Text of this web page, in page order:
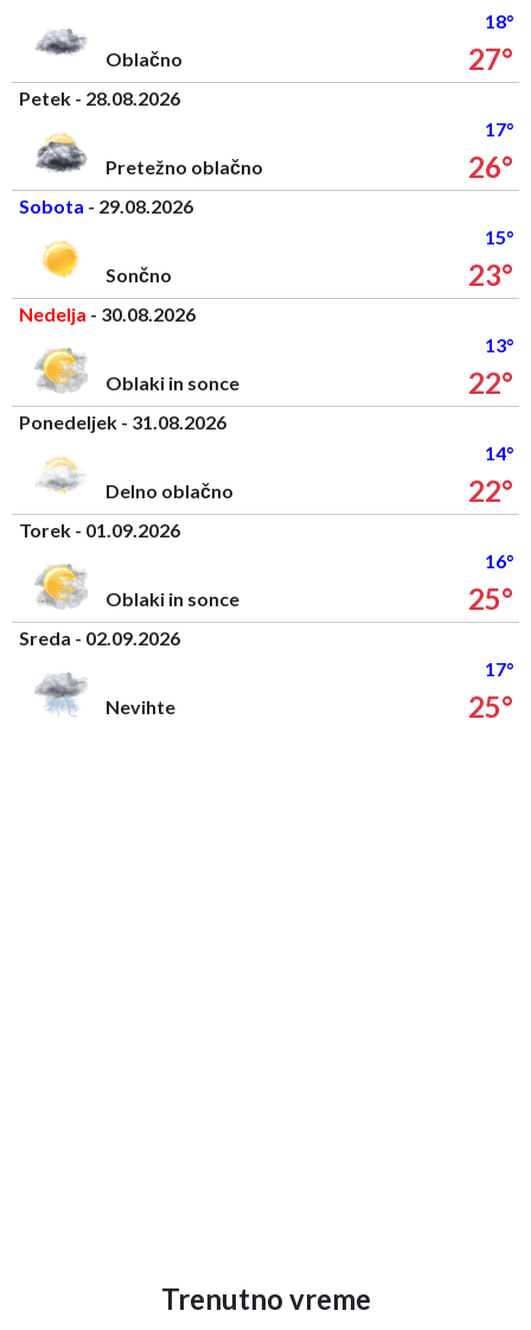
18°
Oblačno
27°
Petek - 28.08.2026
17°
Pretežno oblačno
26°
Sobota - 29.08.2026
15°
Sončno
23°
Nedelja - 30.08.2026
13°
Oblaki in sonce
22°
Ponedeljek - 31.08.2026
14°
Delno oblačno
22°
Torek - 01.09.2026
16°
Oblaki in sonce
25°
Sreda - 02.09.2026
17°
Nevihte
25°
Trenutno vreme